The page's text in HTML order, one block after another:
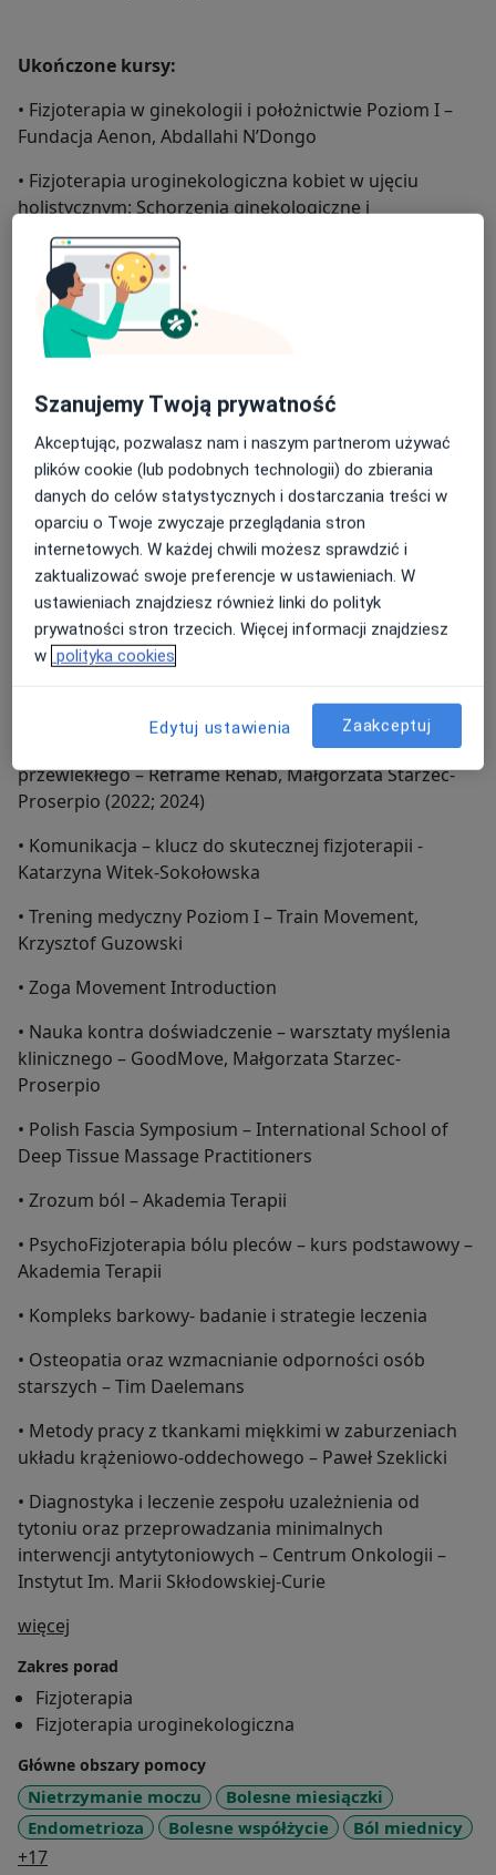
Ukończone kursy:
• Fizjoterapia w ginekologii i położnictwie Poziom I –
Fundacja Aenon, Abdallahi N’Dongo
• Fizjoterapia uroginekologiczna kobiet w ujęciu
holistycznym: Schorzenia ginekologiczne i
pessaroterapia – dr Anita Sikora-Szubert
• Kompleksowa fizjoterapia urologiczna i
uroonkologiczna mężczyzn – Kinga Religa-Popiołek,
Anita Sikora-Szubert
anorektalnych – Agnieszka Bachorz
• Ból dna miednicy: praktyczne szkolenie gabinetowe –
Aleksandra Chomińska
• USG w uroginekologii – Agnieszka Bachorz
• Bolesne miesiączki – Zofia Sotomska, Jakub Durczak,
Katarzyna Witek-Sokołowska
• Masaż Tkanek Głębokich – International School of
Deep Tissue Massage Practitioners
• Integracyjna Terapia Blizn – Katarzyna Młotek
• Budowanie solidnych fundamentów w terapii bólu
przewlekłego – Reframe Rehab, Małgorzata Starzec-
Proserpio (2022; 2024)
• Komunikacja – klucz do skutecznej fizjoterapii -
Katarzyna Witek-Sokołowska
• Trening medyczny Poziom I – Train Movement,
Krzysztof Guzowski
• Zoga Movement Introduction
• Nauka kontra doświadczenie – warsztaty myślenia
klinicznego – GoodMove, Małgorzata Starzec-
Proserpio
• Polish Fascia Symposium – International School of
Deep Tissue Massage Practitioners
• Zrozum ból – Akademia Terapii
• PsychoFizjoterapia bólu pleców – kurs podstawowy –
Akademia Terapii
• Kompleks barkowy- badanie i strategie leczenia
• Osteopatia oraz wzmacnianie odporności osób
starszych – Tim Daelemans
• Metody pracy z tkankami miękkimi w zaburzeniach
układu krążeniowo-oddechowego – Paweł Szeklicki
• Diagnostyka i leczenie zespołu uzależnienia od
tytoniu oraz przeprowadzania minimalnych
interwencji antytytoniowych – Centrum Onkologii –
Instytut Im. Marii Skłodowskiej-Curie
więcej
Zakres porad
Fizjoterapia
Fizjoterapia uroginekologiczna
Główne obszary pomocy
Nietrzymanie moczu
Bolesne miesiączki
Endometrioza
Bolesne współżycie Ból miednicy
+17a11y_sr_more_diseases
Szanujemy Twoją prywatność
Akceptując, pozwalasz nam i naszym partnerom używać
plików cookie (lub podobnych technologii) do zbierania
danych do celów statystycznych i dostarczania treści w
oparciu o Twoje zwyczaje przeglądania stron
internetowych. W każdej chwili możesz sprawdzić i
zaktualizować swoje preferencje w ustawieniach. W
ustawieniach znajdziesz również linki do polityk
prywatności stron trzecich. Więcej informacji znajdziesz
w polityka cookies
Edytuj ustawienia Zaakceptuj